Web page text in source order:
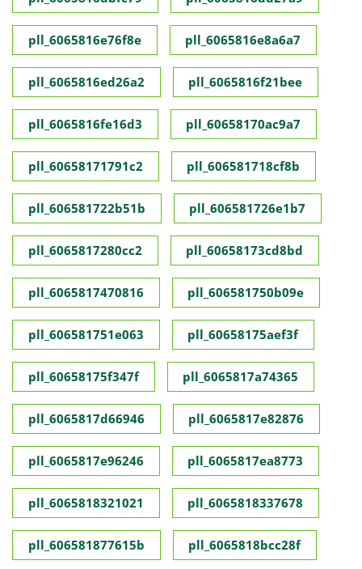
pll_6065816e76f8e pll_6065816e8a6a7
pll_6065816ed26a2 pll_6065816f21bee
pll_6065816fe16d3 pll_60658170ac9a7
pll_60658171791c2 pll_606581718cf8b
pll_606581722b51b pll_606581726e1b7
pll_6065817280cc2 pll_60658173cd8bd
pll_6065817470816 pll_606581750b09e
pll_606581751e063 pll_60658175aef3f
pll_60658175f347f pll_6065817a74365
pll_6065817d66946 pll_6065817e82876
pll_6065817e96246 pll_6065817ea8773
pll_6065818321021 pll_6065818337678
pll_606581877615b pll_6065818bcc28f